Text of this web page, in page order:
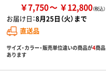
￥7,750 ￥12,800
お届け日：8月25日（火）まで
直送品
サイズ・カラー・販売単位違いの商品が4商品
あります